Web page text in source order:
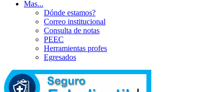
Mas...
Dónde estamos?
Correo institucional
Consulta de notas
PEEC
Herramientas profes
Egresados